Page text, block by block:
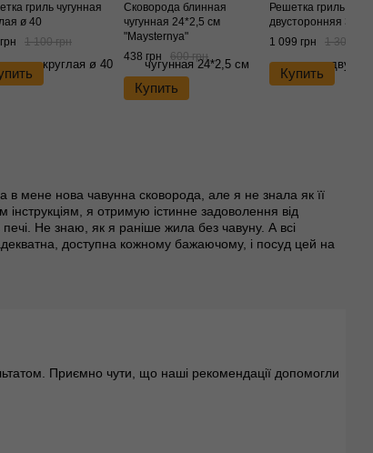
гриль чугунная
ø 40
1 100 грн
Сковорода блинная
чугунная 24*2,5 см
"Maysternya"
438 грн
600 грн
Купить
Решетка гриль
двусторонняя
1 099 грн
1 300 грн
Купить
в мене нова чавунна сковорода, але я не знала як її
я отримую істинне задоволення від
печі. Не знаю, як я раніше жила без чавуну. А всі
доступна кожному бажаючому, і посуд цей на
Приємно чути, що наші рекомендації допомогли